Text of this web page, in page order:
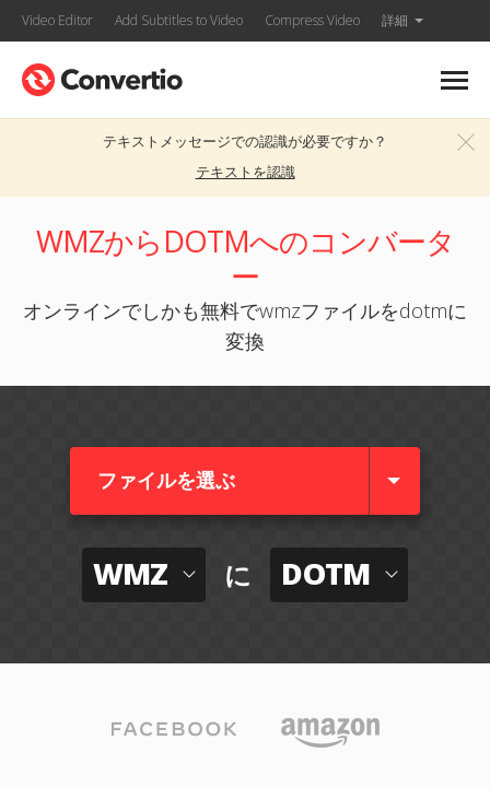
Video Editor Add Subtitles to Video Compress Video 詳細
テキストメッセージでの認識が必要ですか？
テキストを認識
WMZからDOTMへのコンバータ
ー
オンラインでしかも無料でwmzファイルをdotmに
変換
ファイルを選ぶ
WMZ に DOTM